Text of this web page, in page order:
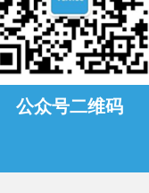
公众号二维码